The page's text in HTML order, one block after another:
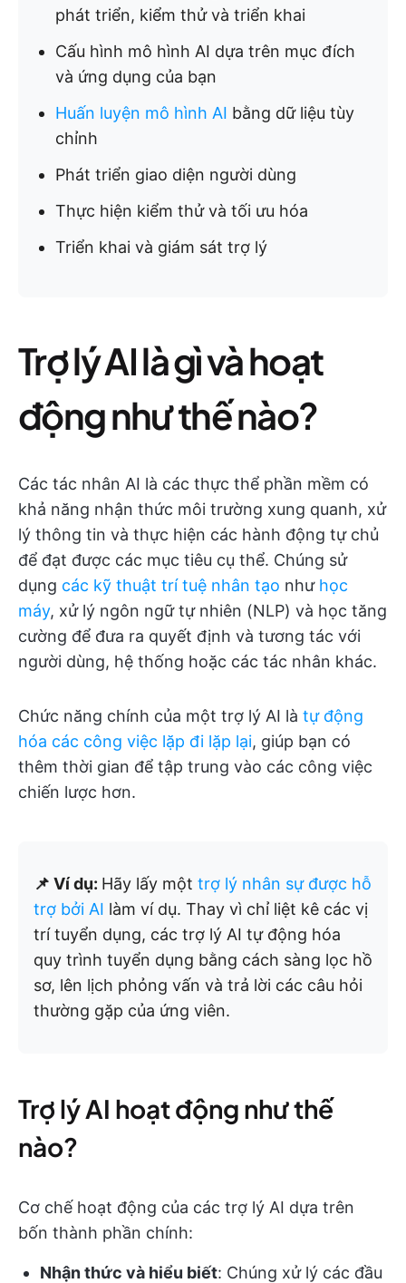
phát triển, kiểm thử và triển khai
Cấu hình mô hình AI dựa trên mục đích
và ứng dụng của bạn
Huấn luyện mô hình AI bằng dữ liệu tùy
chỉnh
Phát triển giao diện người dùng
Thực hiện kiểm thử và tối ưu hóa
Triển khai và giám sát trợ lý
Trợ lý AI là gì và hoạt
động như thế nào?
Các tác nhân AI là các thực thể phần mềm có
khả năng nhận thức môi trường xung quanh, xử
lý thông tin và thực hiện các hành động tự chủ
để đạt được các mục tiêu cụ thể. Chúng sử
dụng các kỹ thuật trí tuệ nhân tạo như học
máy, xử lý ngôn ngữ tự nhiên (NLP) và học tăng
cường để đưa ra quyết định và tương tác với
người dùng, hệ thống hoặc các tác nhân khác.
Chức năng chính của một trợ lý AI là tự động
hóa các công việc lặp đi lặp lại, giúp bạn có
thêm thời gian để tập trung vào các công việc
chiến lược hơn.
📌 Ví dụ: Hãy lấy một trợ lý nhân sự được hỗ
trợ bởi AI làm ví dụ. Thay vì chỉ liệt kê các vị
trí tuyển dụng, các trợ lý AI tự động hóa
quy trình tuyển dụng bằng cách sàng lọc hồ
sơ, lên lịch phỏng vấn và trả lời các câu hỏi
thường gặp của ứng viên.
Trợ lý AI hoạt động như thế
nào?
Cơ chế hoạt động của các trợ lý AI dựa trên
bốn thành phần chính:
Nhận thức và hiểu biết: Chúng xử lý các đầu